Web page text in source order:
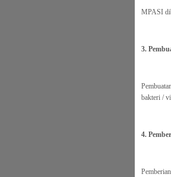
MPASI
3.
bakteri /
4.